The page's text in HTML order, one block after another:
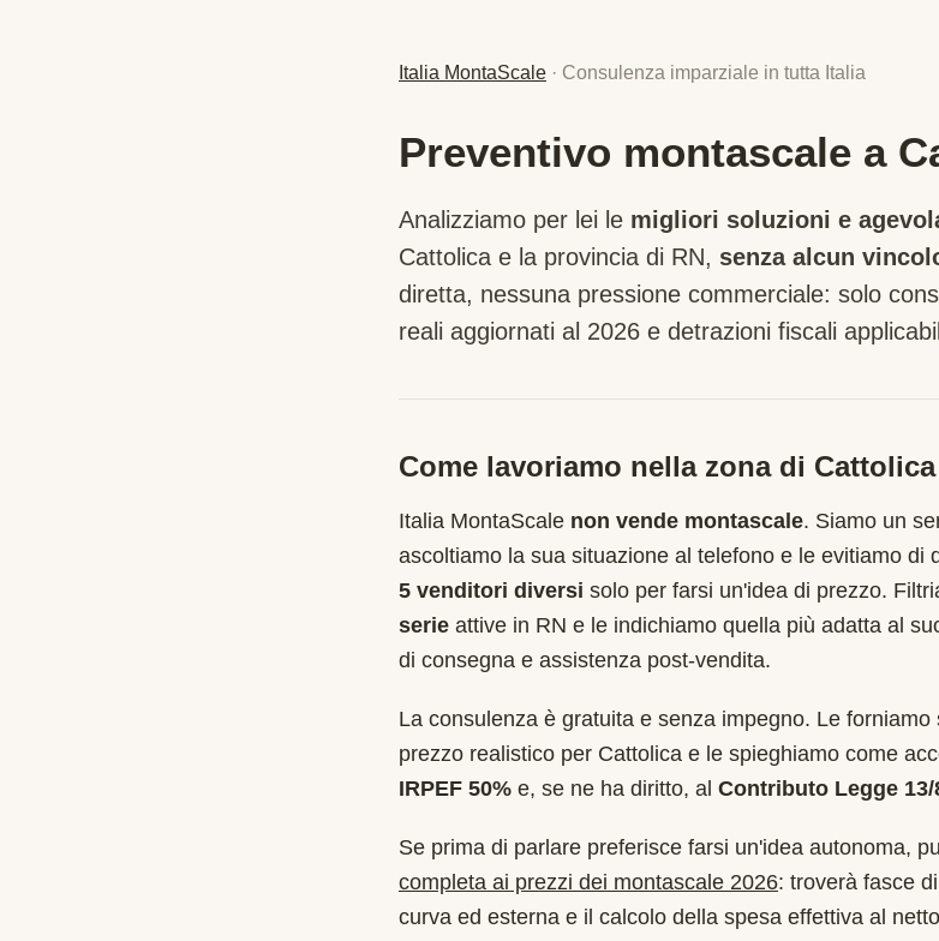
Italia MontaScale · Consulenza imparziale in tutta Italia
Preventivo montascale a
Analizziamo per lei le migliori soluzioni e
Cattolica e la provincia di RN, senza alcun
diretta, nessuna pressione commerciale: solo
reali aggiornati al 2026 e detrazioni fiscali
Come lavoriamo nella zona di Cattolica
Italia MontaScale non vende montascale. Siamo un
ascoltiamo la sua situazione al telefono e le evitiamo di
5 venditori diversi solo per farsi un'idea di prezzo.
serie attive in RN e le indichiamo quella più adatta al
di consegna e assistenza post-vendita.
La consulenza è gratuita e senza impegno. Le
prezzo realistico per Cattolica e le spieghiamo come
IRPEF 50% e, se ne ha diritto, al Contributo Legge 13/
Se prima di parlare preferisce farsi un'idea autonoma,
completa ai prezzi dei montascale 2026: troverà fasce
curva ed esterna e il calcolo della spesa effettiva al